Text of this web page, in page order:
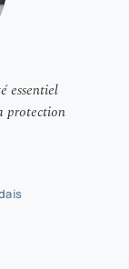
essentiel
protection